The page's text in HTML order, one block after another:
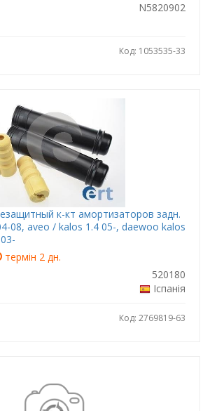
N5820902
Код: 1053535-33
к-кт амортизаторов задн.
08, aveo / kalos 1.4 05-, daewoo kalos
термін 2 дн.
520180
Іспанія
Код: 2769819-63